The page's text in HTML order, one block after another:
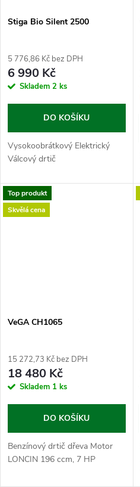
Stiga Bio Silent 2500
5 776,86 Kč bez DPH
6 990 Kč
Skladem 2 ks
DO KOŠÍKU
Vysokoobrátkový Elektrický
Válcový drtič
Top produkt
Skvělá cena
VeGA CH1065
15 272,73 Kč bez DPH
18 480 Kč
Skladem 1 ks
DO KOŠÍKU
Benzínový drtič dřeva Motor
LONCIN 196 ccm, 7 HP